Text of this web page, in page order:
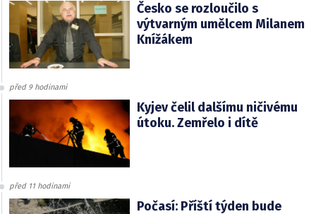
Česko se rozloučilo s
výtvarným umělcem Milanem
Knížákem
před 9 hodinami
Kyjev čelil dalšímu ničivému
útoku. Zemřelo i dítě
před 11 hodinami
Počasí: Příští týden bude